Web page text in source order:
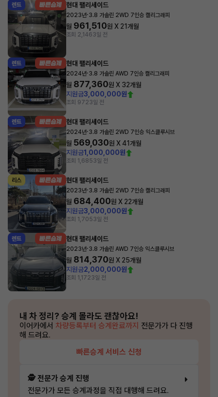
렌트 현대 팰리세이드
2023년·3.8 가솔린 2WD 7인승 캘리그래피
월 961,510원 X 21개월
조회 2,1463일 전
렌트 현대 팰리세이드
2024년·3.8 가솔린 AWD 7인승 캘리그래피
월 877,360원 X 32개월
지원금3,000,000원
조회 9723일 전
렌트 현대 팰리세이드
2024년·3.8 가솔린 2WD 7인승 익스클루시브
월 569,030원 X41개월
지원금1,000,000원
조회 1,6853일 전
리스 현대 팰리세이드
2023년·3.8 가솔린 2WD 7인승 캘리그래피
월 684,400원 X 22개월
지원금3,000,000원
조회 1,7053일 전
렌트 현대 팰리세이드
2023년·3.8 가솔린 AWD 7인승 익스클루시브
월 814,370원 X 25개월
지원금2,000,000원
조회 1,1723일 전
내 차 정리? 승계 몰라도 괜찮아요!
이어카에서 차량등록부터 승계완료까지 전문가가 다 진행
해 드려요.
빠른승계 서비스 신청
🕵️ 전문가 승계 진행
전문가가 모든 승계과정을 직접 대행해 드려요.